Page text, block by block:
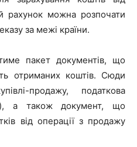
рахунок можна розпочати
за межі країни.
пакет документів, що
отриманих коштів. Сюди
продажу, податкова
а також документ, що
від операції з продажу